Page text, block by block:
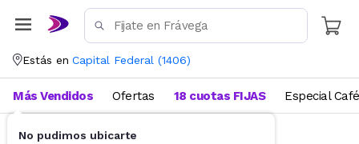
Estás en Capital Federal (1406)
No pudimos ubicarte
Más Vendidos Ofertas 18 cuotas FIJAS Especial Café
Didácticos Para niños